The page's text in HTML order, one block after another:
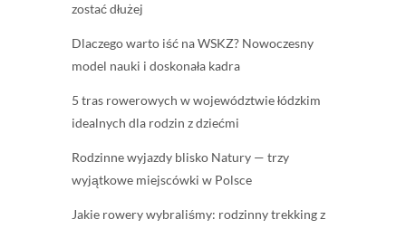
zostać dłużej
Dlaczego warto iść na WSKZ? Nowoczesny
model nauki i doskonała kadra
5 tras rowerowych w województwie łódzkim
idealnych dla rodzin z dziećmi
Rodzinne wyjazdy blisko Natury — trzy
wyjątkowe miejscówki w Polsce
Jakie rowery wybraliśmy: rodzinny trekking z